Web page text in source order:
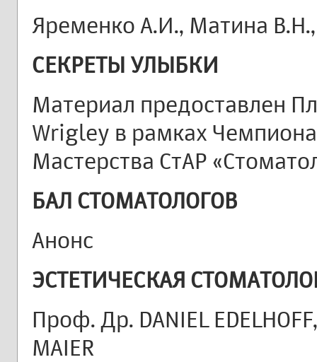
Яременко А.И., Матина
СЕКРЕТЫ УЛЫБКИ
Материал предоставлен
Wrigley в рамках
Мастерства СтАР
БАЛ СТОМАТОЛОГОВ
Анонс
ЭСТЕТИЧЕСКАЯ
Проф. Др. DANIEL
MAIER